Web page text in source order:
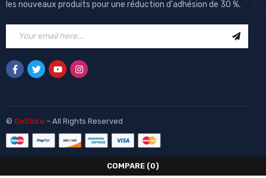
les nouveaux produits pour une réduction d'adhésion de 30 %.
© GoStore – All Rights Reserved
COMPARE (0)